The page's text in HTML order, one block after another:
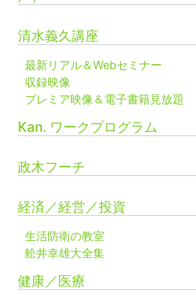
清水義久講座
最新リアル＆Webセミナー
収録映像
プレミア映像＆電子書籍見放題
Kan. ワークプログラム
政木フーチ
経済／経営／投資
生活防衛の教室
舩井幸雄大全集
健康／医療